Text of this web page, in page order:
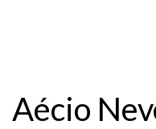
Aécio